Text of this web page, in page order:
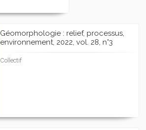
Géomorphologie : relief, processus,
environnement, 2022, vol. 28, n°3
Collectif